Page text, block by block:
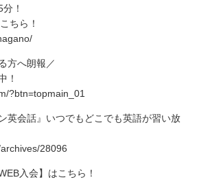
！
ちら！
方へ朗報／
！
?btn=topmain_01
英会話』いつでもどこでも英語が習い放
28096
入会】はこちら！